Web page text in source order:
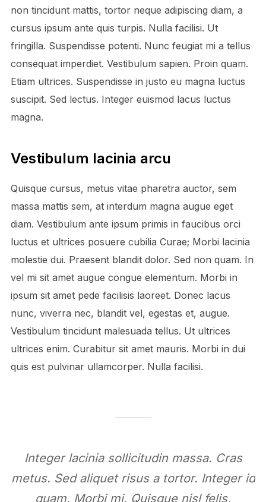
non tincidunt mattis, tortor neque adipiscing diam, a
cursus ipsum ante quis turpis. Nulla facilisi. Ut
fringilla. Suspendisse potenti. Nunc feugiat mi a tellus
consequat imperdiet. Vestibulum sapien. Proin quam.
Etiam ultrices. Suspendisse in justo eu magna luctus
suscipit. Sed lectus. Integer euismod lacus luctus
magna.
Vestibulum lacinia arcu
Quisque cursus, metus vitae pharetra auctor, sem
massa mattis sem, at interdum magna augue eget
diam. Vestibulum ante ipsum primis in faucibus orci
luctus et ultrices posuere cubilia Curae; Morbi lacinia
molestie dui. Praesent blandit dolor. Sed non quam. In
vel mi sit amet augue congue elementum. Morbi in
ipsum sit amet pede facilisis laoreet. Donec lacus
nunc, viverra nec, blandit vel, egestas et, augue.
Vestibulum tincidunt malesuada tellus. Ut ultrices
ultrices enim. Curabitur sit amet mauris. Morbi in dui
quis est pulvinar ullamcorper. Nulla facilisi.
Integer lacinia sollicitudin massa. Cras
metus. Sed aliquet risus a tortor. Integer id
quam. Morbi mi. Quisque nisl felis,